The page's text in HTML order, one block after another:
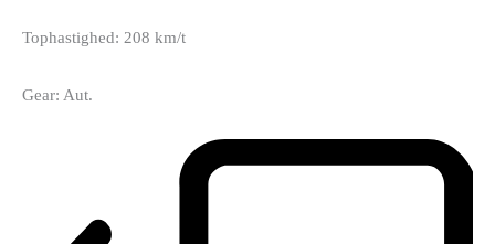
Tophastighed: 208 km/t
Gear: Aut.